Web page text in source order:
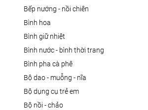
bếp nướng - nồi chiên
bình hoa
bình giữ nhiệt
bình nước - bình thời trang
bình pha cà phê
bộ dao - muỗng - nĩa
bộ dụng cụ trẻ em
bộ nồi - chảo